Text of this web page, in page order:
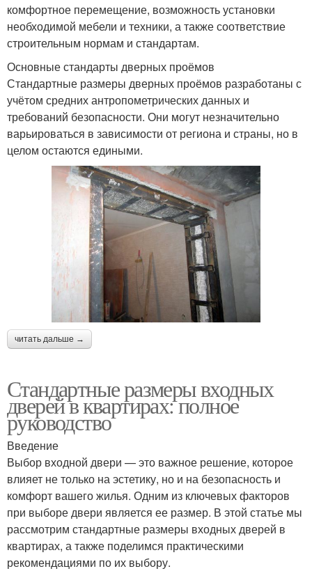
комфортное перемещение, возможность установки
необходимой мебели и техники, а также соответствие
строительным нормам и стандартам.
Основные стандарты дверных проёмов
Стандартные размеры дверных проёмов разработаны с
учётом средних антропометрических данных и
требований безопасности. Они могут незначительно
варьироваться в зависимости от региона и страны, но в
целом остаются едиными.
читать дальше →
Стандартные размеры входных
дверей в квартирах: полное
руководство
Введение
Выбор входной двери — это важное решение, которое
влияет не только на эстетику, но и на безопасность и
комфорт вашего жилья. Одним из ключевых факторов
при выборе двери является ее размер. В этой статье мы
рассмотрим стандартные размеры входных дверей в
квартирах, а также поделимся практическими
рекомендациями по их выбору.